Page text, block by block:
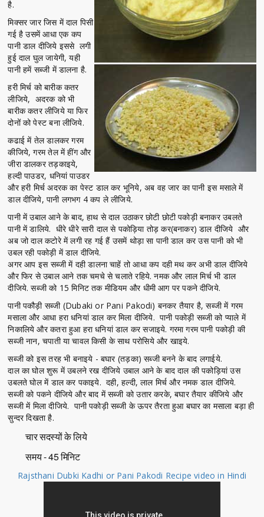
है.
मिक्सर जार जिस में दाल पिसी
गई है उसमें आधा एक कप
पानी डाल दीजिये इससे लगी
हुई दाल घुल जायेगी, यही
पानी हमें सब्जी में डालना है.
हरी मिर्च को बारीक कतर
लीजिये, अदरक को भी
बारीक कतर लीजिये या फिर
दोनों को पेस्ट बना लीजिये.
कढाई में तेल डालकर गरम
कीजिये, गरम तेल में हींग और
जीरा डालकर तड़काइये,
हल्दी पाउडर, धनियां पाउडर
और हरी मिर्च अदरक का पेस्ट डाल कर भूनिये, अब वह जार का पानी इस मसाले में
डाल दीजिये, पानी लगभग 4 कप ले लीजिये.
पानी में उबाल आने के बाद, हाथ से दाल उठाकर छोटी छोटी पकोड़ी बनाकर उबलते
पानी में डालिये. धीरे धीरे सारी दाल से पकोड़िया तोड़ कर(बनाकर) डाल दीजिये और
अब जो दाल कटोरे में लगी रह गई हैं उसमें थोड़ा सा पानी डाल कर उस पानी को भी
उबल रही पकोड़ी में डाल दीजिये.
अगर आप इस सब्जी में दही डालना चाहें तो आधा कप दही मथ कर अभी डाल दीजिये
और फिर से उबाल आने तक चमचे से चलाते रहिये. नमक और लाल मिर्च भी डाल
दीजिये. सब्जी को 15 मिनिट तक मीडियम और धीमी आग पर पकने दीजिये.
पानी पकौड़ी सब्जी (Dubaki or Pani Pakodi) बनकर तैयार है, सब्जी में गरम
मसाला और आधा हरा धनियां डाल कर मिला दीजिये. पानी पकोड़ी सब्जी को प्याले में
निकालिये और कतरा हुआ हरा धनियां डाल कर सजाइये. गरमा गरम पानी पकोड़ी की
सब्जी नान, चपाती या चावल किसी के साथ परोसिये और खाइये.
सब्जी को इस तरह भी बनाइये - बघार (तड़का) सब्जी बनने के बाद लगाईये.
दाल का घोल शुरू में उबलने रख दीजिये उबाल आने के बाद दाल की पकोड़ियां उस
उबलते घोल में डाल कर पकाइये. दही, हल्दी, लाल मिर्च और नमक डाल दीजिये.
सब्जी को पकने दीजिये और बाद में सब्जी को उतार करके, बघार तैयार कीजिये और
सब्जी में मिला दीजिये. पानी पकोड़ी सब्जी के ऊपर तैरता हुआ बघार का मसाला बड़ा ही
सुन्दर दिखता है.
चार सदस्यों के लिये
समय - 45 मिनिट
Rajsthani Dubki Kadhi or Pani Pakodi Recipe video in Hindi